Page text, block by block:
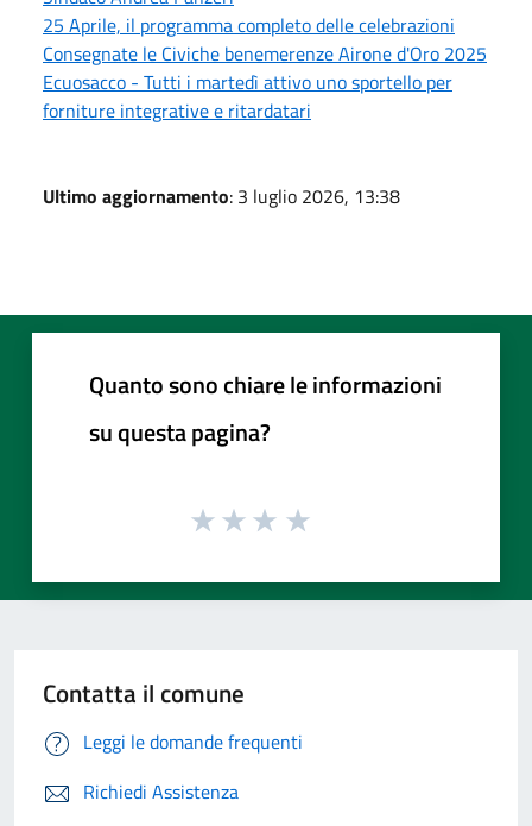
25 Aprile, il programma completo delle celebrazioni
Consegnate le Civiche benemerenze Airone d'Oro 2025
Ecuosacco - Tutti i martedì attivo uno sportello per
forniture integrative e ritardatari
Ultimo aggiornamento: 3 luglio 2026, 13:38
Quanto sono chiare le informazioni
su questa pagina?
Contatta il comune
Leggi le domande frequenti
Richiedi Assistenza